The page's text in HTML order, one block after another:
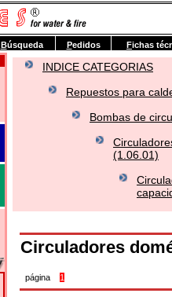
INDICE CATEGORIAS
Repuestos para
Bombas de
(1.06.01)
Circuladores
página 1
Búsqueda Pedidos Fichas